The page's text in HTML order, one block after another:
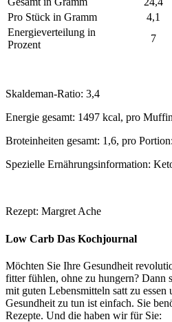
Pro Stück in Gramm
4,1
Energieverteilung in
Prozent
7
Skaldeman-Ratio: 3,4
Energie gesamt: 1497 kcal, pro
Broteinheiten gesamt: 1,6, pro
Spezielle Ernährungsinformation:
Rezept: Margret Ache
Low Carb Das Kochjournal
Möchten Sie Ihre Gesundheit
fitter fühlen, ohne zu hungern? Dann
mit guten Lebensmitteln satt zu
Gesundheit zu tun ist einfach. Sie
Rezepte. Und die haben wir für Sie: